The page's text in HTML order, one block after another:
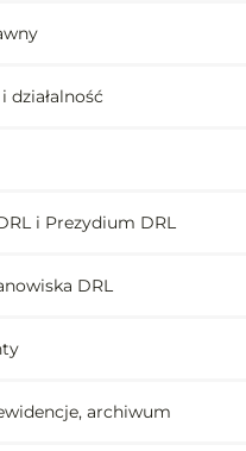
działalność
i Prezydium DRL
DRL
archiwum